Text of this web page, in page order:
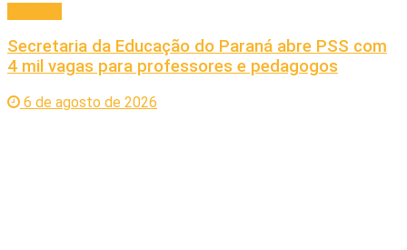
Secretaria da Educação do Paraná abre PSS com
4 mil vagas para professores e pedagogos
6 de agosto de 2026